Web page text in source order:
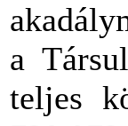
a
teljes